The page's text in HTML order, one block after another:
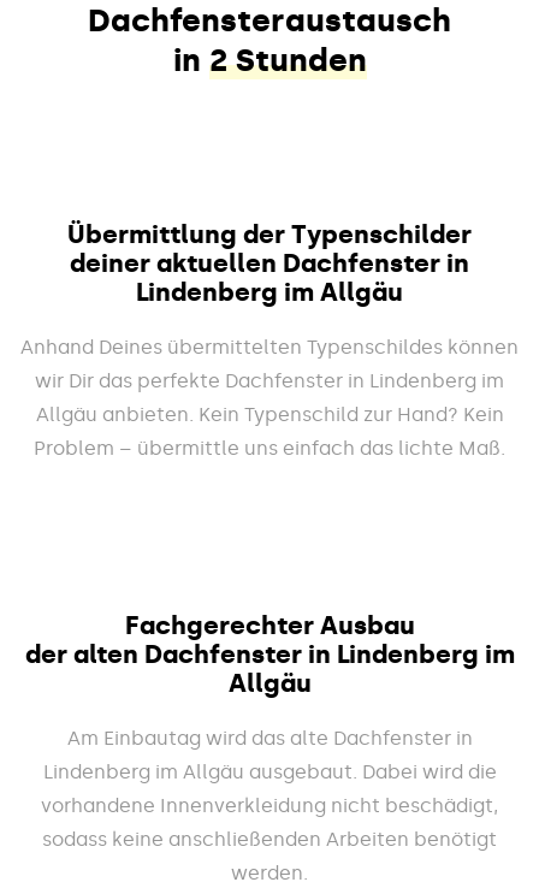
Dachfensteraustausch
in 2 Stunden
Übermittlung der Typenschilder
deiner aktuellen Dachfenster in
Lindenberg im Allgäu
Anhand Deines übermittelten Typenschildes können
wir Dir das perfekte Dachfenster in Lindenberg im
Allgäu anbieten. Kein Typenschild zur Hand? Kein
Problem – übermittle uns einfach das lichte Maß.
Fachgerechter Ausbau
der alten Dachfenster in Lindenberg im
Allgäu
Am Einbautag wird das alte Dachfenster in
Lindenberg im Allgäu ausgebaut. Dabei wird die
vorhandene Innenverkleidung nicht beschädigt,
sodass keine anschließenden Arbeiten benötigt
werden.